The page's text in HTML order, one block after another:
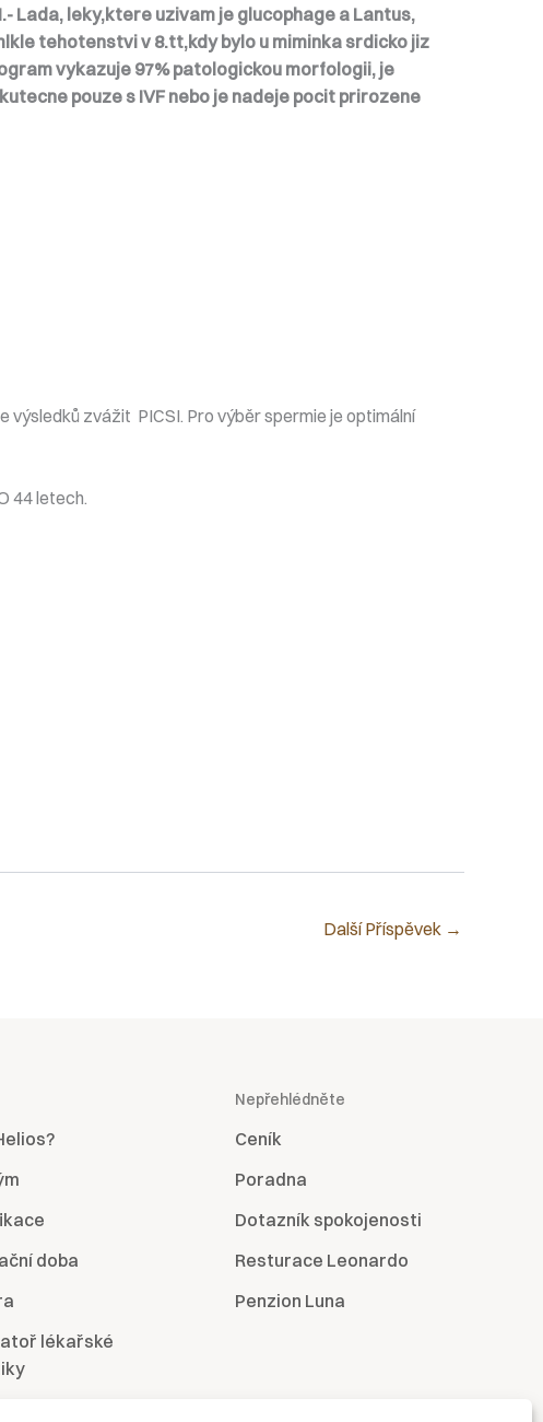
Lada, leky,ktere uzivam je glucophage a Lantus,
tehotenstvi v 8.tt,kdy bylo u miminka srdicko jiz
vykazuje 97% patologickou morfologii, je
pouze s IVF nebo je nadeje pocit prirozene
výsledků zvážit PICSI. Pro výběr spermie je optimální
44 letech.
Další Příspěvek →
doba
lékařské
Nepřehlédněte
Ceník
Poradna
Dotazník spokojenosti
Resturace Leonardo
Penzion Luna